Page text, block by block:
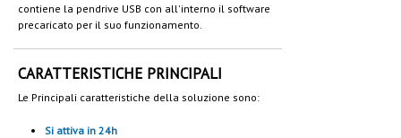
contiene la pendrive USB con all'interno il software
precaricato per il suo funzionamento.
CARATTERISTICHE PRINCIPALI
Le Principali caratteristiche della soluzione sono:
Si attiva in 24h